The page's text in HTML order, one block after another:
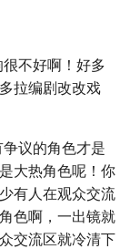
不好啊！好多
拉编剧改改戏
议的角色才是
大热角色呢！你
有人在观众交流
色啊，一出镜就
交流区就冷清下